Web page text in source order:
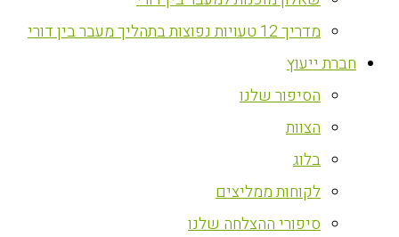
מדריך 12 טעויות נפוצות בתהליך מעבר בין דורי
חברת ייעוץ
הסיפור שלנו
הצוות
בלוג
לקוחות ממליצים
סיפורי ההצלחה שלנו